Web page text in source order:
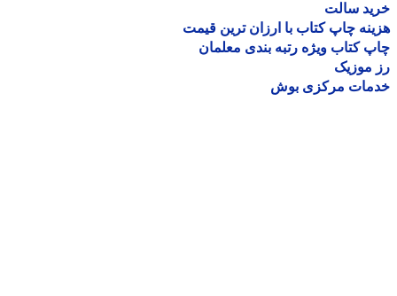
سالت
چاپ کتاب با ارزان ترین قیمت
کتاب ویژه رتبه بندی معلمان
موزیک
مرکزی بوش